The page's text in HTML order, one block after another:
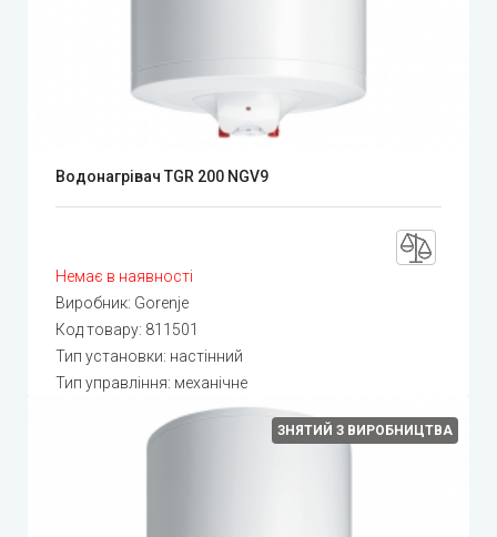
Водонагрівач TGR 200 NGV9
Немає в наявності
Виробник: Gorenje
Код товару: 811501
Тип установки: настінний
Тип управління: механічне
ЗНЯТИЙ З ВИРОБНИЦТВА